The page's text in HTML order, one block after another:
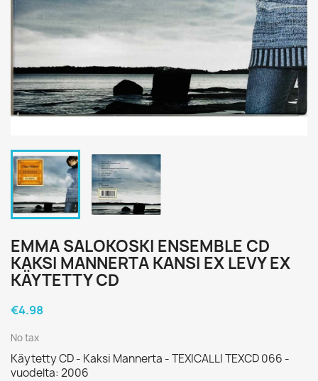
EMMA SALOKOSKI ENSEMBLE CD
KAKSI MANNERTA KANSI EX LEVY EX
KÄYTETTY CD
€4.98
No tax
Käytetty CD - Kaksi Mannerta - TEXICALLI TEXCD 066 -
vuodelta: 2006